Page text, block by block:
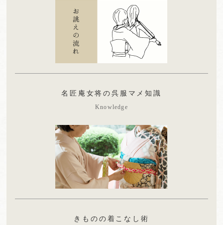
名匠庵女将の呉服マメ知識
Knowledge
きものの着こなし術